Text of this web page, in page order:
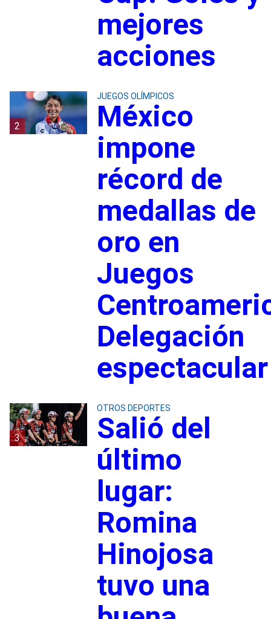
mejores
acciones
2
JUEGOS OLÍMPICOS
México
impone
récord de
medallas de
oro en
Juegos
Delegación
espectacular
3
OTROS DEPORTES
Salió del
último
lugar:
Romina
Hinojosa
tuvo una